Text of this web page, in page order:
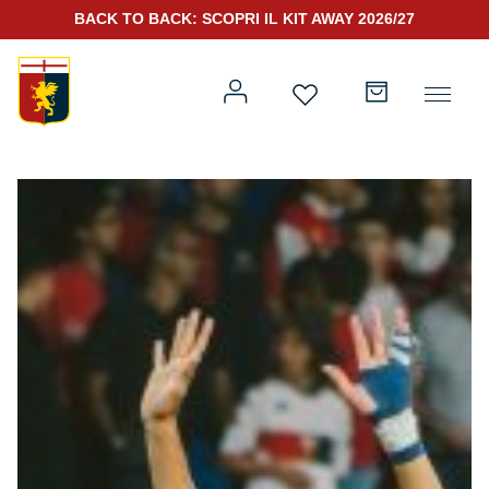
Prima squadra
Genoa for Special
Kit Gara 2026/27
Training
Rappresentanza
Kit Gara 25/26
BACK TO BACK: SCOPRI IL KIT AWAY 2026/27